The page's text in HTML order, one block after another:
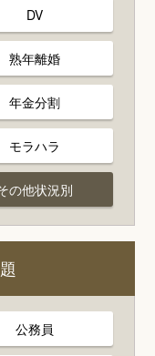
DV
熟年離婚
年金分割
モラハラ
の他状況別
公務員